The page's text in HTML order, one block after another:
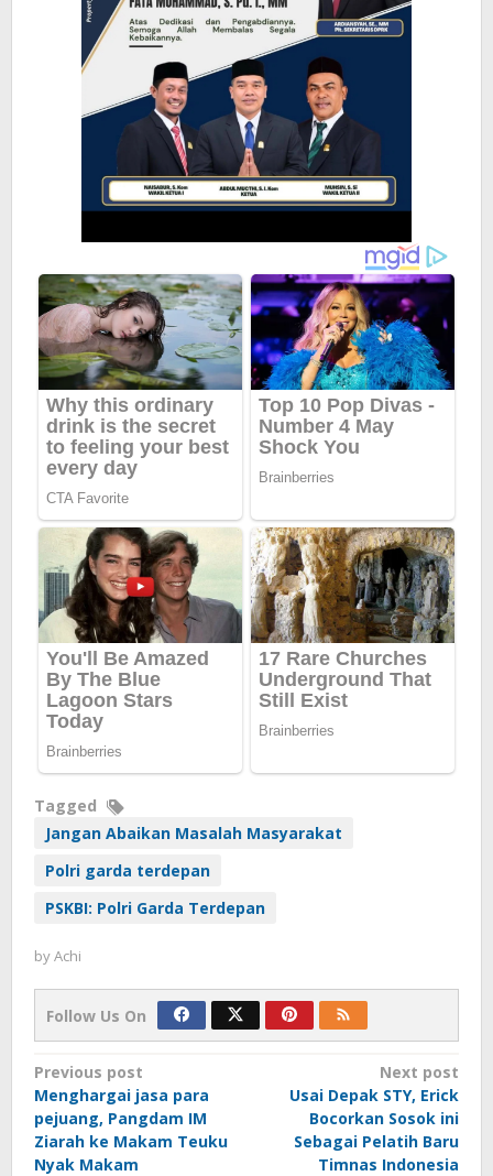
Tagged
Jangan Abaikan Masalah Masyarakat
Polri garda terdepan
PSKBI: Polri Garda Terdepan
byAchi
Follow Us On
Post
navigation
Previous post
Menghargai jasa para
pejuang, Pangdam IM
Ziarah ke Makam Teuku
Nyak Makam
Next post
Usai Depak STY, Erick
Bocorkan Sosok ini
Sebagai Pelatih Baru
Timnas Indonesia